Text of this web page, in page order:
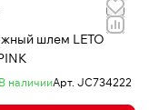
шлем LETO
В наличииАрт. JC734222